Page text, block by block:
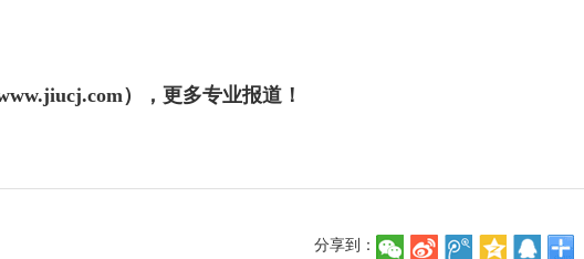
），更多专业报道！
分享到：